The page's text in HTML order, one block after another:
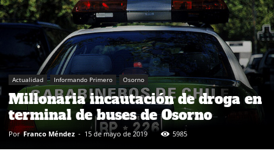
Actualidad Informando Primero Osorno
Millonaria incautación de droga en
terminal de buses de Osorno
Por Franco Méndez - 15 de mayo de 2019 5985